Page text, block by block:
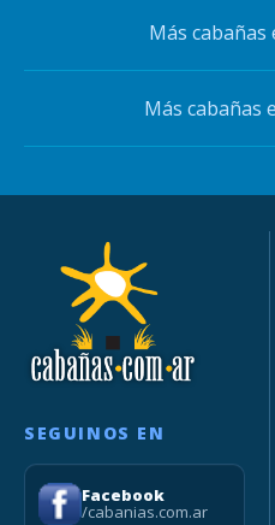
Más cabañas
Más cabañas
SEGUINOS EN
Facebook
/cabanias.com.ar